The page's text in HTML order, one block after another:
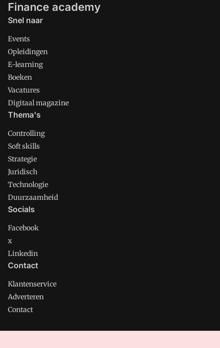
Finance academy
Snel naar
Events
Opleidingen
E-learning
Boeken
Vacatures
Digitaal magazine
Thema's
Controlling
Soft skills
Strategie
Juridisch
Technologie
Duurzaamheid
Socials
Facebook
x
Linkedin
Contact
Klantenservice
Adverteren
Contact